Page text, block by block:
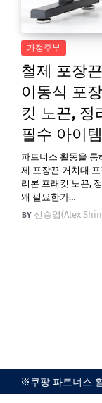
가정주부
철제 포장
이동식 포
킷 노끈, 정
필수 아이템
파트너스 활동을 통
제 포장끈 거치대
리본 프래킷 노끈,
왜 필요한가…
신승엽(Alex
※쿠팡 파트너스